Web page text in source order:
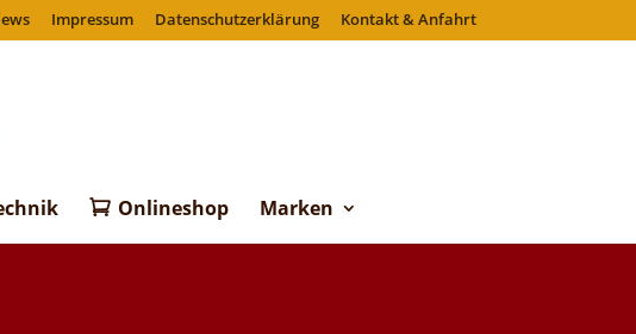
Impressum Datenschutzerklärung Kontakt & Anfahrt
Onlineshop Marken